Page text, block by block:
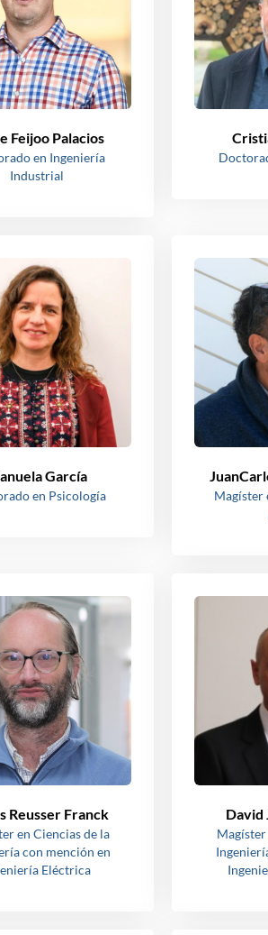
Feijoo Palacios
en Ingeniería
Industrial
García
en Psicología
Magíster
Reusser Franck
en Ciencias de la
con mención en
Eléctrica
David
Magíster